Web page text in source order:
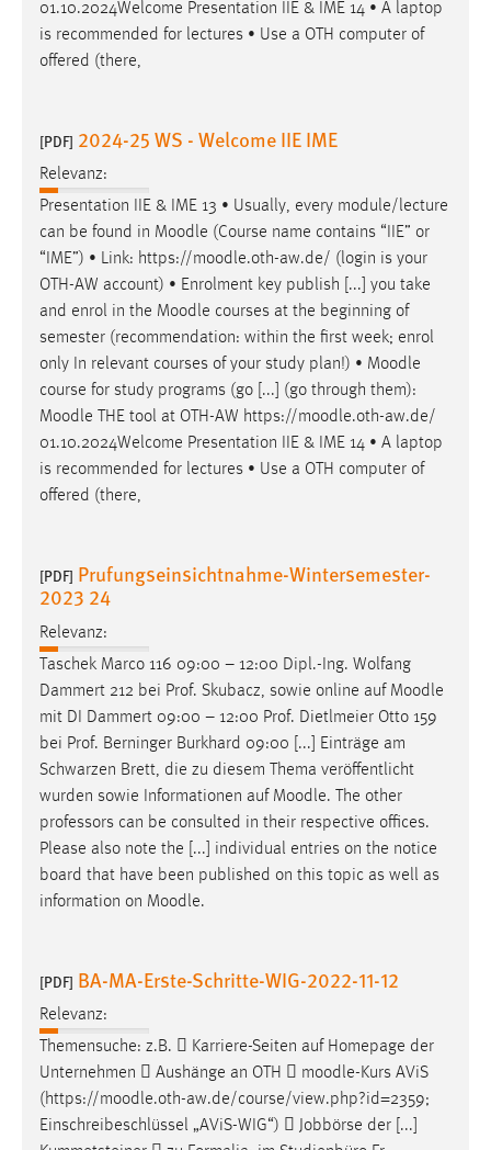
01.10.2024Welcome Presentation IIE & IME 14 • A laptop
is recommended for lectures • Use a OTH computer of
offered (there,
[PDF] 2024-25 WS - Welcome IIE IME
Relevanz:
Presentation IIE & IME 13 • Usually, every module/lecture
can be found in Moodle (Course name contains “IIE” or
“IME”) • Link: https://moodle.oth-aw.de/ (login is your
OTH-AW account) • Enrolment key publish [...] you take
and enrol in the Moodle courses at the beginning of
semester (recommendation: within the first week; enrol
only In relevant courses of your study plan!) • Moodle
course for study programs (go [...] (go through them):
Moodle THE tool at OTH-AW https://moodle.oth-aw.de/
01.10.2024Welcome Presentation IIE & IME 14 • A laptop
is recommended for lectures • Use a OTH computer of
offered (there,
[PDF] Prufungseinsichtnahme-Wintersemester-
2023 24
Relevanz:
Taschek Marco 116 09:00 – 12:00 Dipl.-Ing. Wolfang
Dammert 212 bei Prof. Skubacz, sowie online auf Moodle
mit DI Dammert 09:00 – 12:00 Prof. Dietlmeier Otto 159
bei Prof. Berninger Burkhard 09:00 [...] Einträge am
Schwarzen Brett, die zu diesem Thema veröffentlicht
wurden sowie Informationen auf Moodle. The other
professors can be consulted in their respective offices.
Please also note the [...] individual entries on the notice
board that have been published on this topic as well as
information on Moodle.
[PDF] BA-MA-Erste-Schritte-WIG-2022-11-12
Relevanz:
Themensuche: z.B.  Karriere-Seiten auf Homepage der
Unternehmen  Aushänge an OTH  moodle-Kurs AViS
(https://moodle.oth-aw.de/course/view.php?id=2359;
Einschreibeschlüssel „AViS-WIG“)  Jobbörse der [...]